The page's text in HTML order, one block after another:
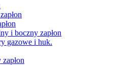
i boczny zapłon
gazowe i huk.